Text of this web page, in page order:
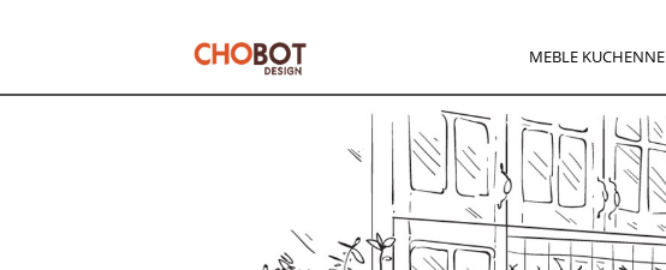
MEBLE KUCHENNE